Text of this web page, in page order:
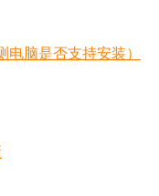
脑是否支持安装）